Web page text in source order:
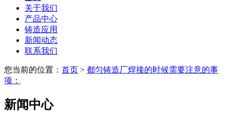
关于我们
产品中心
铸造应用
新闻动态
联系我们
您当前的位置： 首页 > 都匀铸造厂焊接的时候需要注意的事
项：
新闻中心